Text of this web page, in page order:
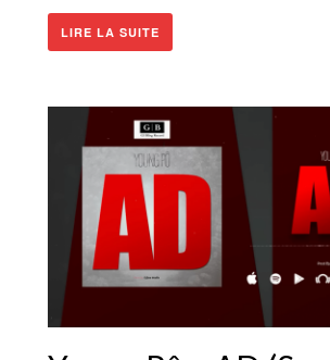
LIRE LA SUITE